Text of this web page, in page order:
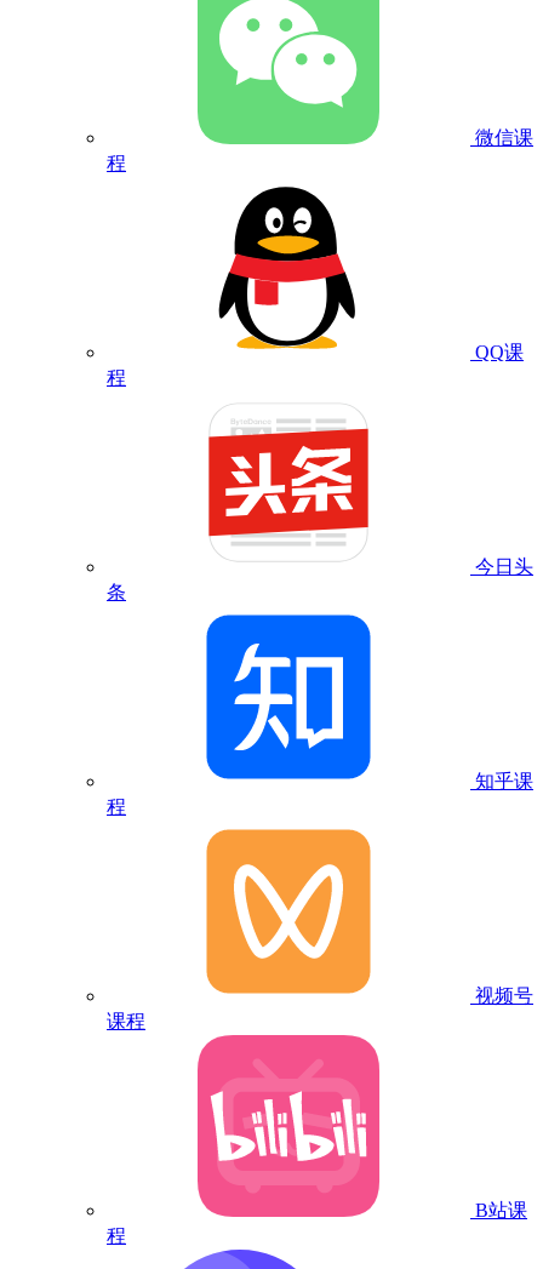
微信课
程
QQ课
程
今日头
条
知乎课
程
视频号
课程
B站课
程